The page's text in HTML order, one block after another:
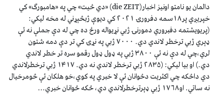
دالمان یو نامتو اونیز اخبار(die ZEIT) «دي څیت» چي په «هامبورګ» کي
خپریږي پر۱۸سمه دفرورۍ ۲۰۲۱ کي دیوې ژبڅېړني له مخه لیکي:
(پریویشتمه دفبروري دمورنۍ ژبي نړیواله ورځ ده چي له دې جملې نه ئې
ډېري ژبي ترخطر لاندي دي. ۷۰۰۰ ژبي په نړۍ کي تر دې دمه شتون
لري،چي له دې نه ئې ۳۸۰۰ ژبي په ډول ډول رقمو سره تر خطر لاندي
دي.) او بیا لیکي: (۲۸۳۵ ژبي ترخطر لاندي نه دي. ۱۴۱۷ ژبي ترخطرلاندي
دي داځکه چي اکثریت دځوانان ئې لا خبري په کوي،خو هلکان ئې څومرخیال
نه ساتي. او۱۷۶۸ ژبي ډېرترخطرلاندي دي، ځکه ځوانان خبري...